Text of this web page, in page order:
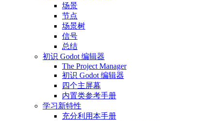
场景
节点
场景树
信号
总结
初识 Godot 编辑器
The Project Manager
初识 Godot 编辑器
四个主屏幕
内置类参考手册
学习新特性
充分利用本手册